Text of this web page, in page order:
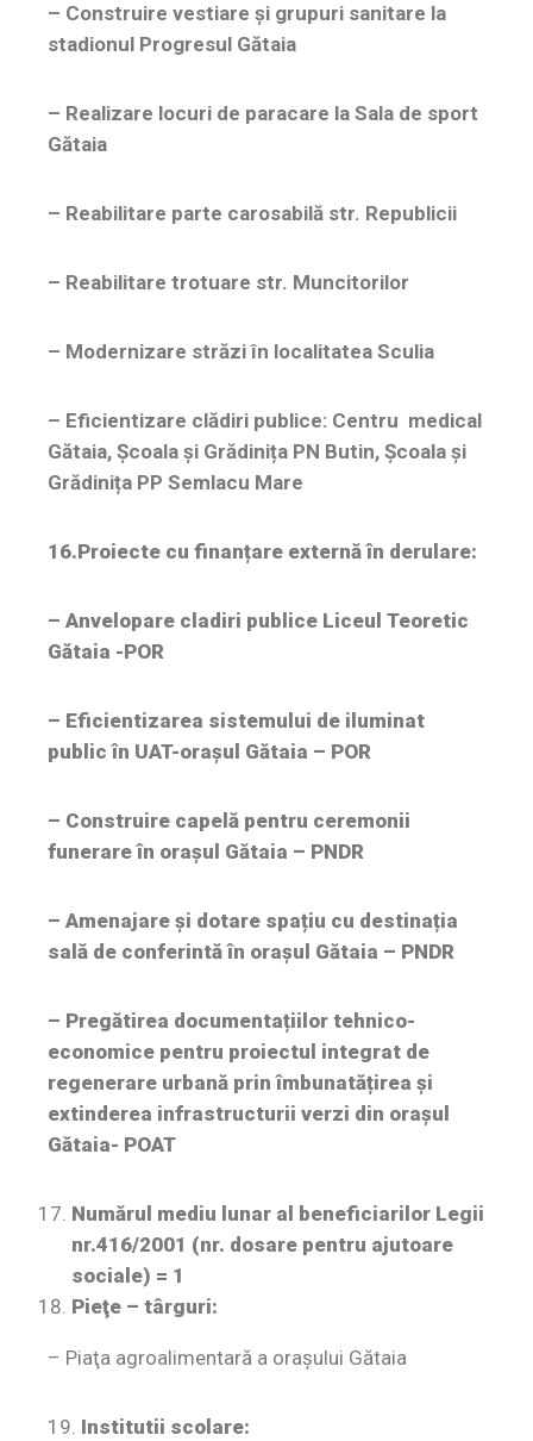
– Construire vestiare și grupuri sanitare la
stadionul Progresul Gătaia
– Realizare locuri de paracare la Sala de sport
Gătaia
– Reabilitare parte carosabilă str. Republicii
– Reabilitare trotuare str. Muncitorilor
– Modernizare străzi în localitatea Sculia
– Eficientizare clădiri publice: Centru medical
Gătaia, Școala și Grădinița PN Butin, Școala și
Grădinița PP Semlacu Mare
16.Proiecte cu finanțare externă în derulare:
– Anvelopare cladiri publice Liceul Teoretic
Gătaia -POR
– Eficientizarea sistemului de iluminat
public în UAT-orașul Gătaia – POR
– Construire capelă pentru ceremonii
funerare în orașul Gătaia – PNDR
– Amenajare și dotare spațiu cu destinația
sală de conferintă în orașul Gătaia – PNDR
– Pregătirea documentațiilor tehnico-
economice pentru proiectul integrat de
regenerare urbană prin îmbunatățirea și
extinderea infrastructurii verzi din orașul
Gătaia- POAT
Numărul mediu lunar al beneficiarilor Legii
nr.416/2001 (nr. dosare pentru ajutoare
sociale) = 1
Pieţe – târguri:
– Piaţa agroalimentară a orașului Gătaia
19. Institutii scolare: